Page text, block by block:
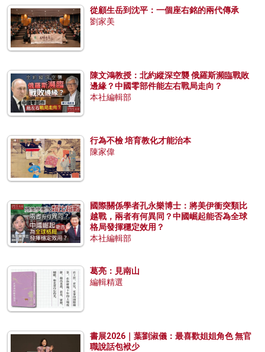
從顧生岳到沈平：一個座右銘的兩代傳承
劉家美
陳文鴻教授：北約縱深空襲 俄羅斯瀕臨戰敗
邊緣？中國零部件能左右戰局走向？
本社編輯部
行為不檢 培育教化才能治本
陳家偉
國際關係學者孔永樂博士：將美伊衝突類比
越戰，兩者有何異同？中國崛起能否為全球
格局發揮穩定效用？
本社編輯部
葛亮：見南山
編輯精選
書展2026｜葉劉淑儀：最喜歡姐姐角色 無官
職說話包袱少